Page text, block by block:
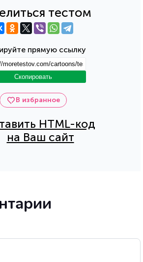
В избранное
HTML-код
на Ваш сайт
тестом
прямую ссылку
Скопировать